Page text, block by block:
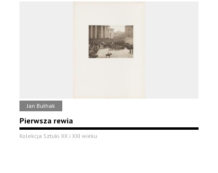
Jan Bułhak
Pierwsza rewia
Kolekcja Sztuki XX i XXI wieku